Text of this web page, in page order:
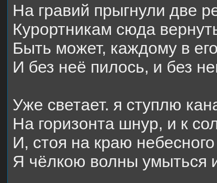
На гравий прыгнули две
Курортникам сюда
Быть может, каждому в
И без неё пилось, и без
Уже светает. я ступлю
На горизонта шнур, и к
И, стоя на краю
Я чёлкою волны умыться